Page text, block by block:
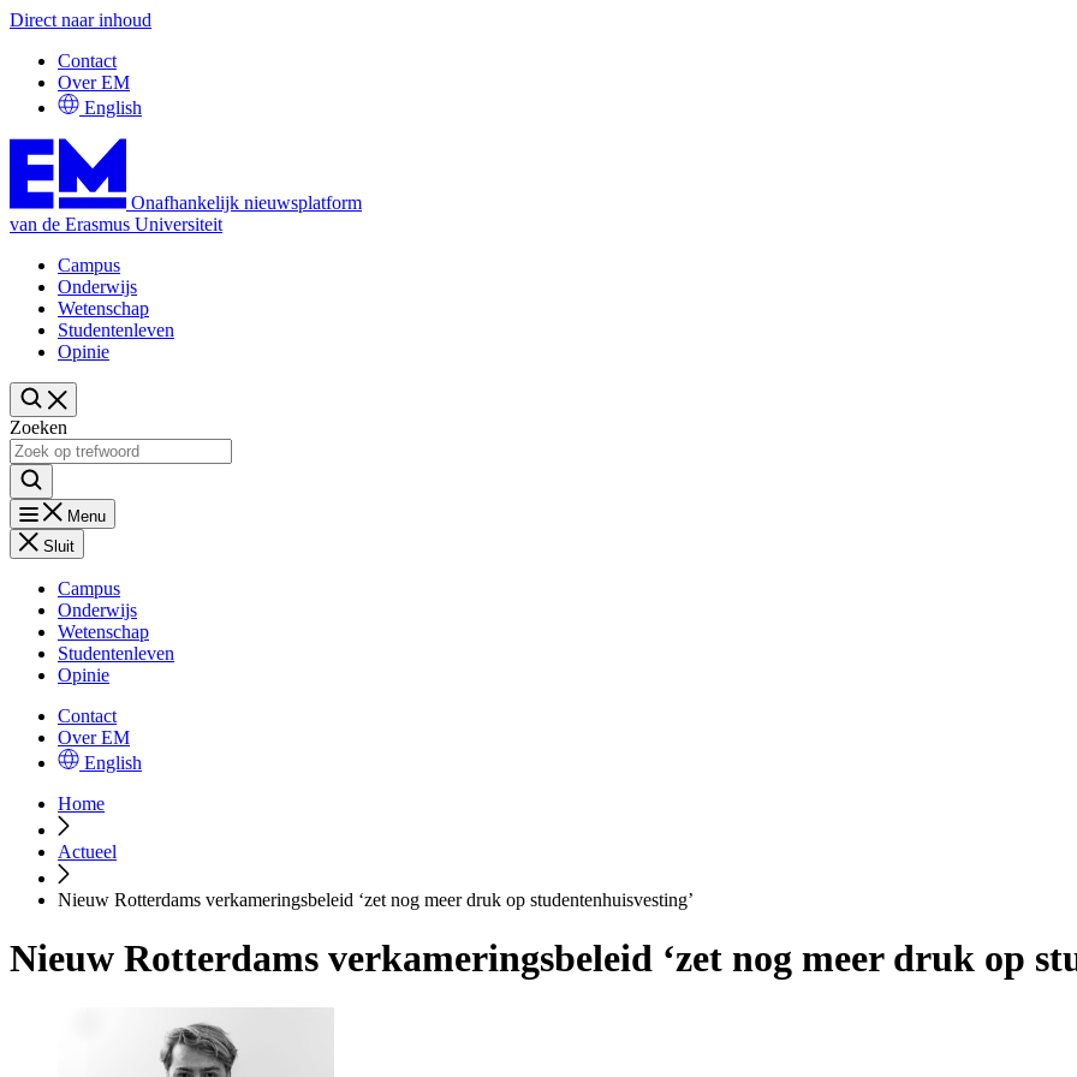
Direct naar inhoud
Contact
Over EM
English
Onafhankelijk nieuwsplatform
van de Erasmus Universiteit
Campus
Onderwijs
Wetenschap
Studentenleven
Opinie
Zoeken
Menu
Sluit
Campus
Onderwijs
Wetenschap
Studentenleven
Opinie
Contact
Over EM
English
Home
Actueel
Nieuw Rotterdams verkameringsbeleid ‘zet nog meer druk op studentenhuisvesting’
Nieuw Rotterdams verkameringsbeleid ‘zet nog meer druk op